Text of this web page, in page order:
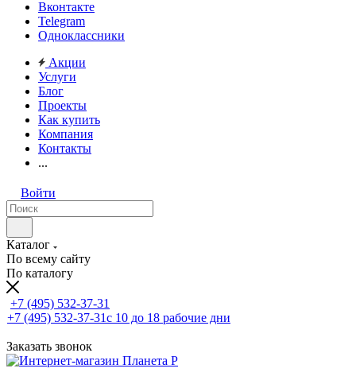
Вконтакте
Telegram
Одноклассники
Акции
Услуги
Блог
Проекты
Как купить
Компания
Контакты
...
Войти
Каталог
По всему сайту
По каталогу
+7 (495) 532-37-31
+7 (495) 532-37-31с 10 до 18 рабочие дни
Заказать звонок